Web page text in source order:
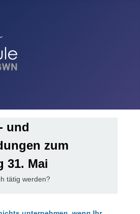
und
zum
31. Mai
tätig werden?